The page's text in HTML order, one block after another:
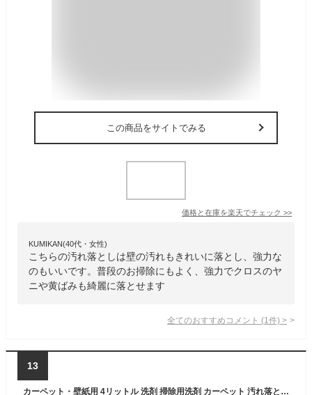
この商品をサイトでみる
価格と在庫を楽天でチェック >>
KUMIKAN(40代・女性)
こちらの汚れ落としは壁の汚れもきれいに落とし、強力な
のもいいです。普段のお掃除にもよく、強力でクロスのヤ
ニや黄ばみも綺麗に落とせます
全てのおすすめコメント (1 件) >
13
カーペット・壁紙用 4リットル 洗剤 掃除用洗剤 カーペット 汚れ落とし 洗浄剤 コーヒー ワイン 油汚れ シミ取り オーブ・テック スペースショット